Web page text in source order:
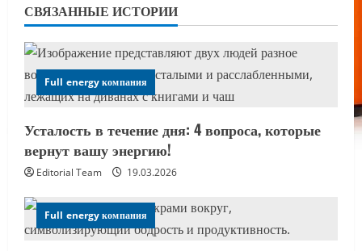
СВЯЗАННЫЕ ИСТОРИИ
Full energy компания
Усталость в течение дня: 4 вопроса, которые
вернут вашу энергию!
Editorial Team 19.03.2026
Full energy компания